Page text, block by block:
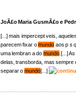
JoÃ£o Maria GusmÃ£o e
[...] mais impercept veis,
parecem fixar omundo aos p s
uma lembran a do mundo.[...]
delas, transborda, mas sempre
separar o mundo[...]